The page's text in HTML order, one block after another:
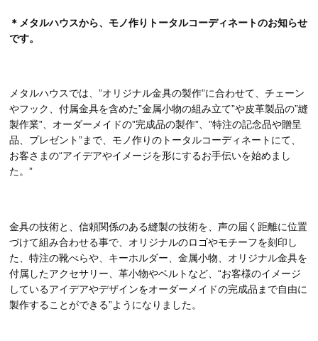
＊メタルハウスから、モノ作りトータルコーディネートのお知らせ
です。
メタルハウスでは、”オリジナル金具の製作”に合わせて、チェーン
やフック、付属金具を含めた”金属小物の組み立て”や皮革製品の”縫
製作業”、オーダーメイドの”完成品の製作”、”特注の記念品や贈呈
品、プレゼント”まで、モノ作りのトータルコーディネートにて、
お客さまの“アイデアやイメージを形にするお手伝いを始めまし
た。”
金具の技術と、信頼関係のある縫製の技術を、声の届く距離に位置
づけて組み合わせる事で、オリジナルのロゴやモチーフを刻印し
た、特注の靴べらや、キーホルダー、金属小物、オリジナル金具を
付属したアクセサリー、革小物やベルトなど、“お客様のイメージ
しているアイデアやデザインをオーダーメイドの完成品まで自由に
製作することができる”ようになりました。